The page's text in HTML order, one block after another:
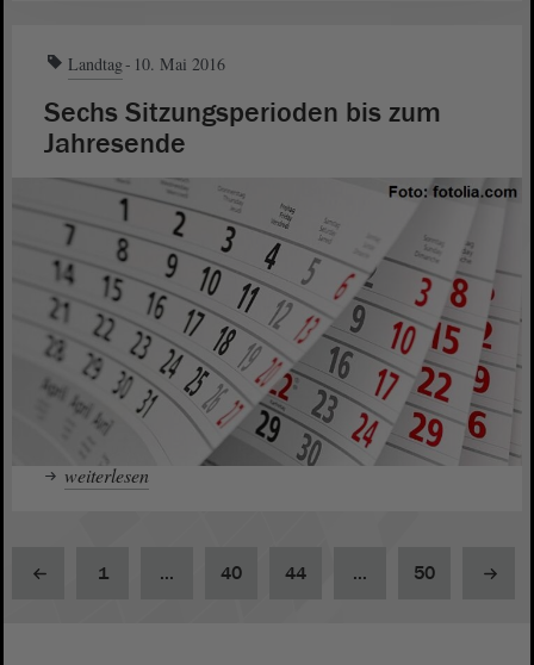
Landtag 10. Mai 2016
Sechs Sitzungsperioden bis zum
Jahresende
weiterlesen
1 ... 40 44 ... 50